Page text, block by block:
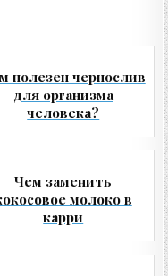
полезен чернослив
для организма
человека?
Чем заменить
молоко в
карри